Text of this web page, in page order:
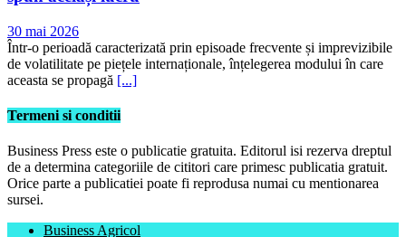
30 mai 2026
Într-o perioadă caracterizată prin episoade frecvente și imprevizibile
de volatilitate pe piețele internaționale, înțelegerea modului în care
aceasta se propagă [...]
Termeni si conditii
Business Press este o publicatie gratuita. Editorul isi rezerva dreptul
de a determina categoriile de cititori care primesc publicatia gratuit.
Orice parte a publicatiei poate fi reprodusa numai cu mentionarea
sursei.
Business Agricol